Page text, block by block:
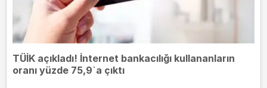
TÜİK açıkladı! İnternet bankacılığı kullananların
oranı yüzde 75,9`a çıktı